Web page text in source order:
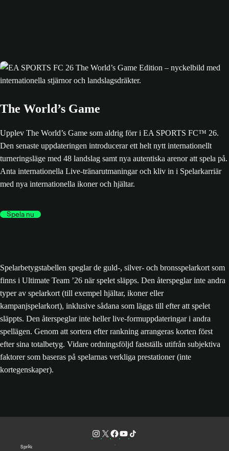
The World’s Game
Upplev The World’s Game som aldrig förr i EA SPORTS FC™ 26.
Den senaste uppdateringen introducerar ett helt nytt internationellt
turneringsläge med 48 landslag samt nya autentiska arenor att spela på.
Anta internationella Live-tränarutmaningar och kliv in i Spelarkarriär
med nya internationella ikoner och hjältar.
Spela nu
Spelarbetygstabellen speglar de guld-, silver- och bronsspelarkort som
finns i Ultimate Team ’26 när spelet släpps. Den återspeglar inte andra
typer av spelarkort (till exempel hjältar, ikoner eller
kampanjspelarkort), inklusive sådana som läggs till efter att spelet
släppts. Den återspeglar inte heller live-formuppdateringar i andra
spellägen. Genom att sortera efter rankning arrangeras korten först
efter sina totalbetyg. Vidare ordningsföljd fastställs utifrån subjektiva
faktorer som baseras på spelarnas verkliga prestationer (inte
kortegenskaper).
Språk